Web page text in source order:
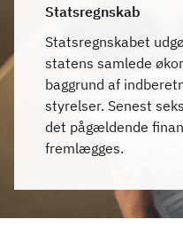
Statsregnskab
Statsregnskabet
statens samlede
baggrund af
styrelser. Senest
det pågældende
fremlægges.